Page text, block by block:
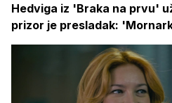
Hedviga iz 'Braka na prvu'
prizor je presladak: